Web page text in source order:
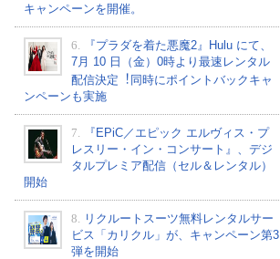
キャンペーンを開催。
6.
『プラダを着た悪魔2』Hulu にて、
7⽉ 10 ⽇（金）0時より最速レンタル
配信決定︕同時にポイントバックキャ
ンペーンも実施
7.
『EPiC／エピック エルヴィス・プ
レスリー・イン・コンサート』、デジ
タルプレミア配信（セル＆レンタル）
開始
8.
リクルートスーツ無料レンタルサー
ビス「カリクル」が、キャンペーン第3
弾を開始